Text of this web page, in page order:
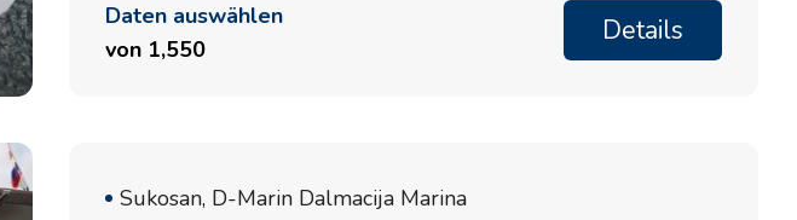
Daten auswählen
von 1,550
Details
Sukosan, D-Marin Dalmacija Marina
Segelregion Kvarner
Komolac
Marina Punat, Krk